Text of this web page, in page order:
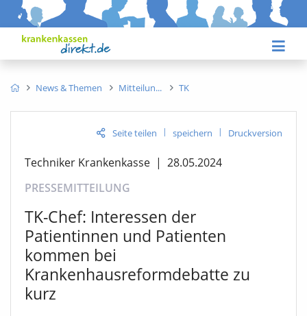
News & Themen Mitteilun TK
Seite teilen | speichern | Druckversion
Techniker Krankenkasse | 28.05.2024
PRESSEMITTEILUNG
TK-Chef: Interessen der
Patientinnen und Patienten
kommen bei
Krankenhausreformdebatte zu
kurz